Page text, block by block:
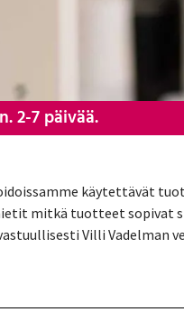
2-7 päivää.
käytettävät
mitkä tuotteet sopivat
Villi Vadelman